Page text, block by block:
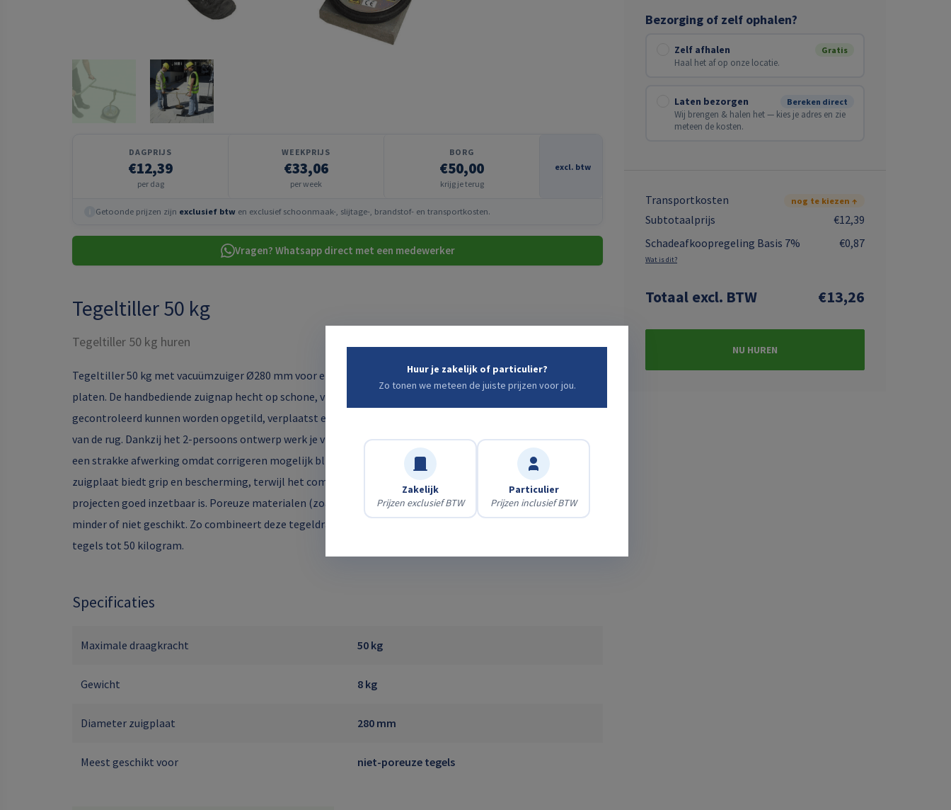
DAGPRIJS
€12,39
per dag
WEEKPRIJS
€33,06
per week
BORG
€50,00
krijg je terug
excl. btw
Getoonde prijzen zijn exclusief btw en exclusief schoonmaak-, slijtage-, brandstof- en transportkosten.
Vragen? Whatsapp direct met een medewerker
Tegeltiller 50 kg
Tegeltiller 50 kg huren
Tegeltiller 50 kg met vacuümzuiger Ø280 mm voor ergonomisch en precies plaatsen van zware tegels en
platen. De handbediende zuignap hecht op schone, vlakke en dichte oppervlakken, zodat elementen
gecontroleerd kunnen worden opgetild, verplaatst en exact gepositioneerd zonder wrikken of overbelasting
van de rug. Dankzij het 2-persoons ontwerp werk je vlot en stabiel aan opritten, terrassen en tuinpaden, met
een strakke afwerking omdat corrigeren mogelijk blijft tot het moment van neerleggen. De rubberen
zuigplaat biedt grip en bescherming, terwijl het compacte formaat zowel in kleine tuinen als op grotere
projecten goed inzetbaar is. Poreuze materialen (zoals sommige natuursteen- of klinkervarianten) zijn
minder of niet geschikt. Zo combineert deze tegeldrager precisie, veiligheid en snelheid bij het plaatsen van
tegels tot 50 kilogram.
Specificaties
Maximale draagkracht 50 kg
Gewicht 8 kg
Diameter zuigplaat 280 mm
Meest geschikt voor niet-poreuze tegels
Bezorging of zelf ophalen?
Gratis
Zelf afhalen
Haal het af op onze locatie.
Bereken direct
Laten bezorgen
Wij brengen & halen het — kies je adres en zie
meteen de kosten.
Transportkosten nog te kiezen ↑
Subtotaalprijs
€12,39
Schadeafkoopregeling Basis 7%
€0,87
Wat is dit?
Totaal excl. BTW €13,26
NU HUREN
Huur je zakelijk of particulier?
Zo tonen we meteen de juiste prijzen voor jou.
Zakelijk
Prijzen exclusief BTW
Particulier
Prijzen inclusief BTW